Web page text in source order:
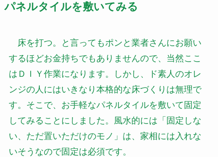
パネルタイルを敷いてみる
床を打つ。と言ってもポンと業者さんにお願い
するほどお金持ちでもありませんので、当然ここ
はＤＩＹ作業になります。しかし、ド素人のオレ
ンジの人にはいきなり本格的な床づくりは無理で
す。そこで、お手軽なパネルタイルを敷いて固定
してみることにしました。風水的には「固定しな
い、ただ置いただけのモノ」は、家相には入れな
いそうなので固定は必須です。